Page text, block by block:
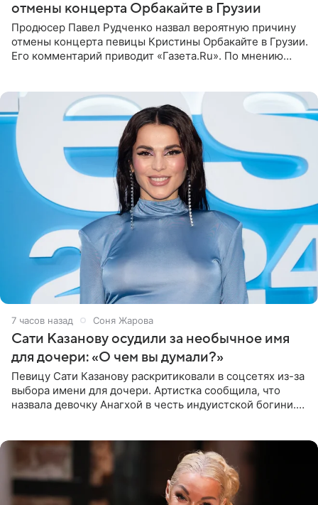
отмены концерта Орбакайте в Грузии
Продюсер Павел Рудченко назвал вероятную причину
отмены концерта певицы Кристины Орбакайте в Грузии.
Его комментарий приводит «Газета.Ru». По мнению
7 часов назад Соня Жарова
Сати Казанову осудили за необычное имя
для дочери: «О чем вы думали?»
Певицу Сати Казанову раскритиковали в соцсетях из-за
выбора имени для дочери. Артистка сообщила, что
назвала девочку Анагхой в честь индуистской богини.